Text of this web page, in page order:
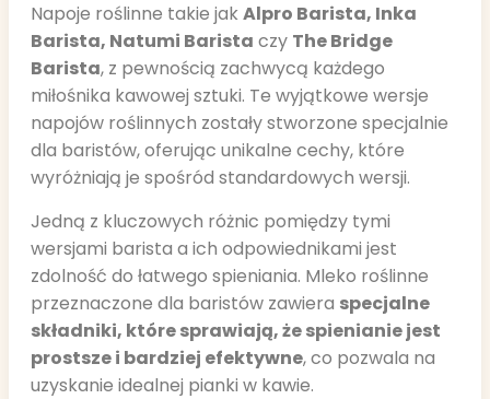
Napoje roślinne takie jakAlpro Barista, Inka
Barista, Natumi Barista czy The Bridge
Barista, z pewnością zachwycą każdego
miłośnika kawowej sztuki. Te wyjątkowe wersje
napojów roślinnych zostały stworzone specjalnie
dla baristów, oferując unikalne cechy, które
wyróżniają je spośród standardowych wersji.
Jedną z kluczowych różnic pomiędzy tymi
wersjami barista a ich odpowiednikami jest
zdolność do łatwego spieniania. Mleko roślinne
przeznaczone dla baristów zawiera specjalne
składniki, które sprawiają, że spienianie jest
prostsze i bardziej efektywne, co pozwala na
uzyskanie idealnej pianki w kawie.